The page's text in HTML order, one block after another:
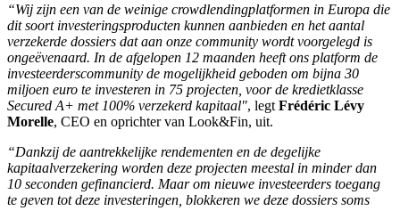
“Wij zijn een van de weinige crowdlendingplatformen in Europa die
dit soort investeringsproducten kunnen aanbieden en het aantal
verzekerde dossiers dat aan onze community wordt voorgelegd is
ongeëvenaard. In de afgelopen 12 maanden heeft ons platform de
investeerderscommunity de mogelijkheid geboden om bijna 30
miljoen euro te investeren in 75 projecten, voor de kredietklasse
Secured A+ met 100% verzekerd kapitaal", legt Frédéric Lévy
Morelle, CEO en oprichter van Look&Fin, uit.
“Dankzij de aantrekkelijke rendementen en de degelijke
kapitaalverzekering worden deze projecten meestal in minder dan
10 seconden gefinancierd. Maar om nieuwe investeerders toegang
te geven tot deze investeringen, blokkeren we deze dossiers soms